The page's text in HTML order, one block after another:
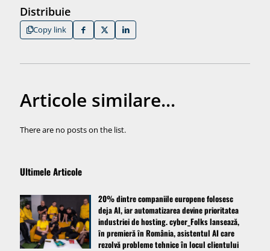
Distribuie
Copy link
Articole similare...
There are no posts on the list.
Ultimele Articole
20% dintre companiile europene folosesc
deja AI, iar automatizarea devine prioritatea
industriei de hosting. cyber_Folks lansează,
ȋn premieră ȋn România, asistentul AI care
rezolvă probleme tehnice în locul clientului